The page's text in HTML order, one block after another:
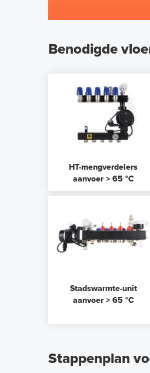
Benodigde
HT-mengverdelers
aanvoer > 65 °C
Stadswarmte-unit
aanvoer > 65 °C
Stappenplan